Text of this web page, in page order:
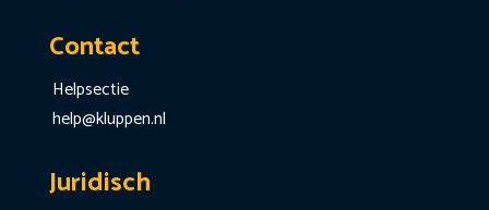
Contact
Helpsectie
help@kluppen.nl
Juridisch